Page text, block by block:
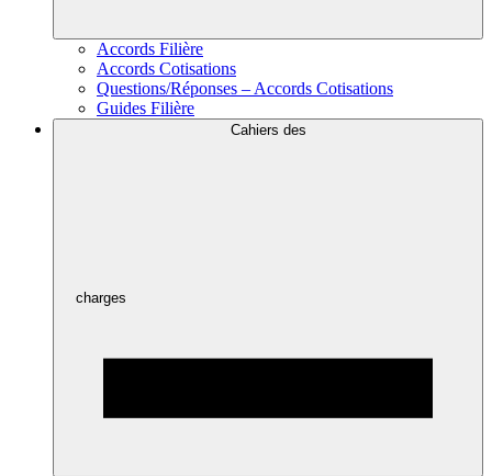
Accords Filière
Accords Cotisations
Questions/Réponses – Accords Cotisations
Guides Filière
Cahiers des
charges